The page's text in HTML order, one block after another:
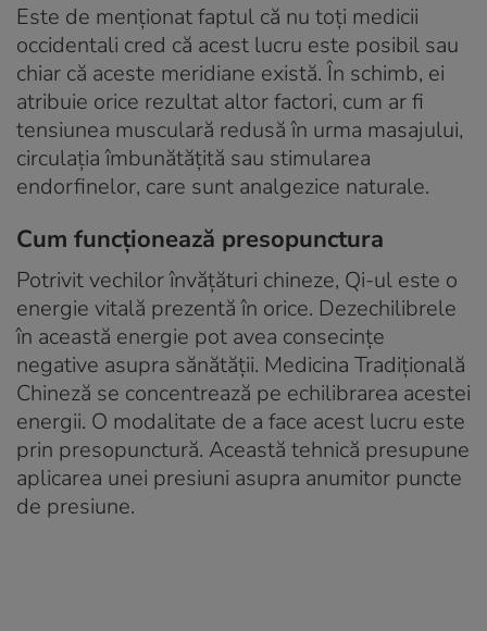
Este de menționat faptul că nu toți medicii
occidentali cred că acest lucru este posibil sau
chiar că aceste meridiane există. În schimb, ei
atribuie orice rezultat altor factori, cum ar fi
tensiunea musculară redusă în urma masajului,
circulația îmbunătățită sau stimularea
endorfinelor, care sunt analgezice naturale.
Cum funcționează presopunctura
Potrivit vechilor învățături chineze, Qi-ul este o
energie vitală prezentă în orice. Dezechilibrele
în această energie pot avea consecințe
negative asupra sănătății. Medicina Tradițională
Chineză se concentrează pe echilibrarea acestei
energii. O modalitate de a face acest lucru este
prin presopunctură. Această tehnică presupune
aplicarea unei presiuni asupra anumitor puncte
de presiune.